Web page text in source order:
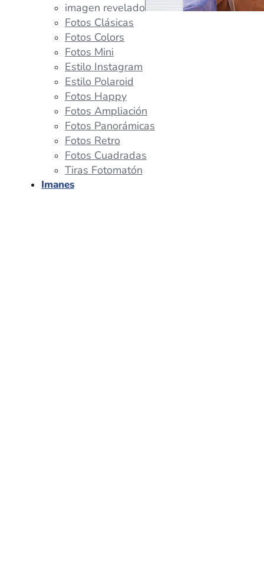
imagen revelado
Fotos Clásicas
Fotos Colors
Fotos Mini
Estilo Instagram
Estilo Polaroid
Fotos Happy
Fotos Ampliación
Fotos Panorámicas
Fotos Retro
Fotos Cuadradas
Tiras Fotomatón
Imanes